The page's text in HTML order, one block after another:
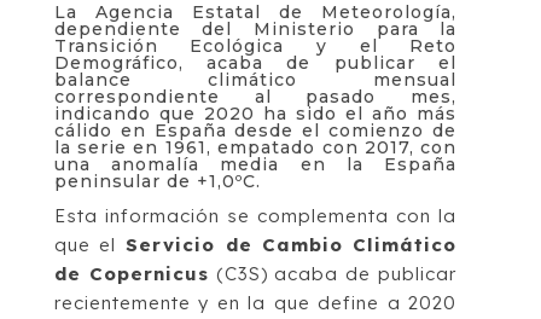
La Agencia Estatal de Meteorología,
dependiente del Ministerio para la
Transición Ecológica y el Reto
Demográfico, acaba de publicar el
balance climático mensual
correspondiente al pasado mes,
indicando que 2020 ha sido el año más
cálido en España desde el comienzo de
la serie en 1961, empatado con 2017, con
una anomalía media en la España
peninsular de +1,0ºC.
Esta información se complementa con la
que el Servicio de Cambio Climático
de Copernicus (C3S) acaba de publicar
recientemente y en la que define a 2020